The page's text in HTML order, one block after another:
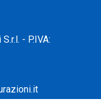
- P.IVA: